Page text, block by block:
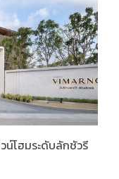
น์โฮมระดับลักชัวรี